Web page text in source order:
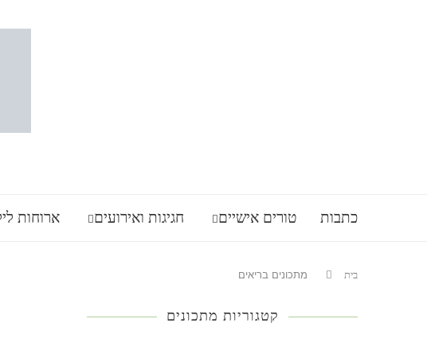
ארוחות חגיגות ואירועים טורים אישיים כתבות
בית מתכונים בריאים
קטגוריות מתכונים